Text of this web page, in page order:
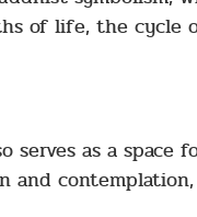
of life, the cycle
as a space
and